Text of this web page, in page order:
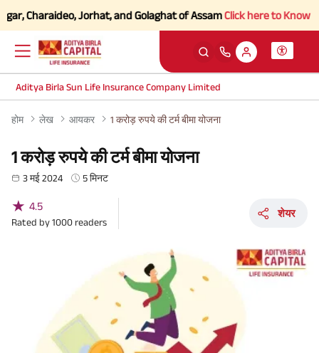
Jorhat, and Golaghat of AssamClick here to Know more.
Aditya Birla Sun Life Insurance Company Limited
होम लेख आयकर 1 करोड़ रुपये की टर्म बीमा योजना
1 करोड़ रुपये की टर्म बीमा योजना
3 मई 2024 5 मिनट
★ 4.5
Rated by1000 readers
शेयर